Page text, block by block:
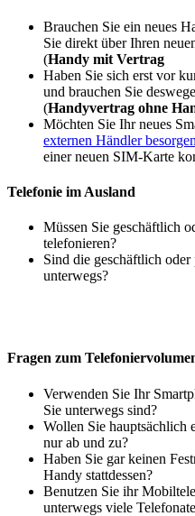
Brauchen Sie ein neues
Sie direkt über Ihren
(Handy mit Vertrag
Haben Sie sich erst vor
und brauchen Sie
(Handyvertrag ohne
Möchten Sie Ihr neues
externen Händler besorgen
einer neuen SIM-Karte
Telefonie im Ausland
Müssen Sie geschäftlich
telefonieren?
Sind die geschäftlich
unterwegs?
Fragen zum
Verwenden Sie Ihr
Sie unterwegs sind?
Wollen Sie hauptsächlich
nur ab und zu?
Haben Sie gar keinen
Handy stattdessen?
Benutzen Sie ihr
unterwegs viele